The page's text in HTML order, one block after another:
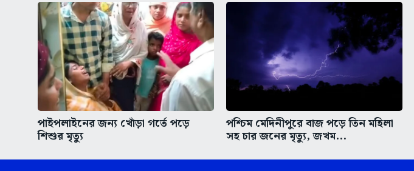
পাইপলাইনের জন্য খোঁড়া গর্তে পড়ে
শিশুর মৃত্যু
পশ্চিম মেদিনীপুরে বাজ পড়ে তিন মহিলা
সহ চার জনের মৃত্যু, জখম...